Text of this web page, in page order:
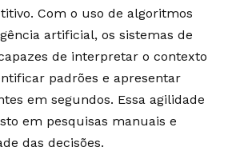
Com o uso de algoritmos
artificial, os sistemas de
de interpretar o contexto
padrões e apresentar
em segundos. Essa agilidade
em pesquisas manuais e
das decisões.